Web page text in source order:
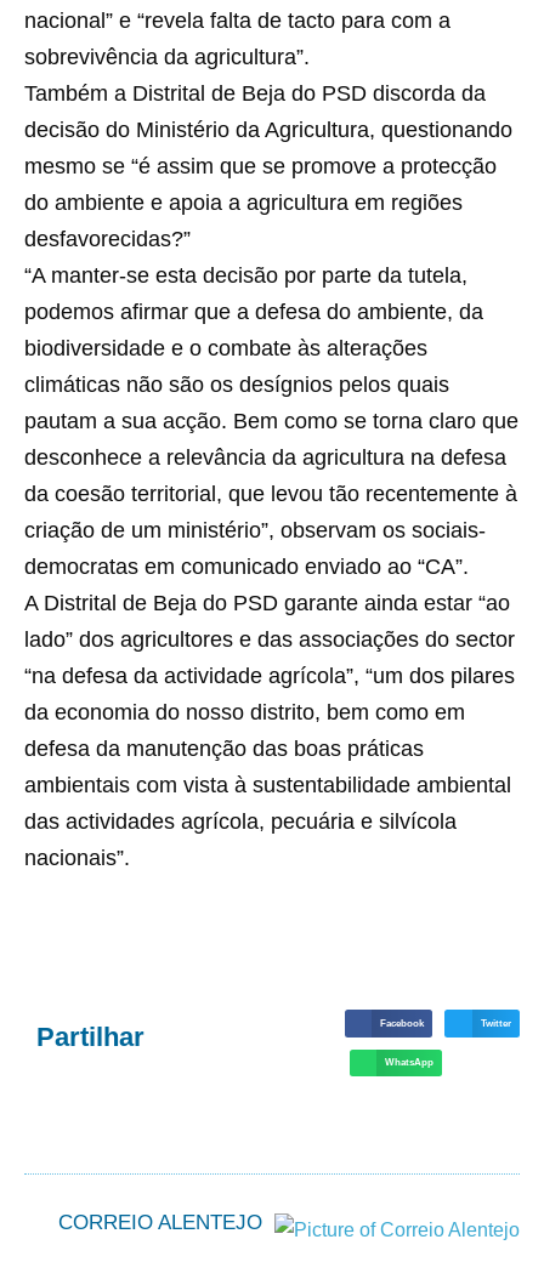
nacional” e “revela falta de tacto para com a
sobrevivência da agricultura”.
Também a Distrital de Beja do PSD discorda da
decisão do Ministério da Agricultura, questionando
mesmo se “é assim que se promove a protecção
do ambiente e apoia a agricultura em regiões
desfavorecidas?”
“A manter-se esta decisão por parte da tutela,
podemos afirmar que a defesa do ambiente, da
biodiversidade e o combate às alterações
climáticas não são os desígnios pelos quais
pautam a sua acção. Bem como se torna claro que
desconhece a relevância da agricultura na defesa
da coesão territorial, que levou tão recentemente à
criação de um ministério”, observam os sociais-
democratas em comunicado enviado ao “CA”.
A Distrital de Beja do PSD garante ainda estar “ao
lado” dos agricultores e das associações do sector
“na defesa da actividade agrícola”, “um dos pilares
da economia do nosso distrito, bem como em
defesa da manutenção das boas práticas
ambientais com vista à sustentabilidade ambiental
das actividades agrícola, pecuária e silvícola
nacionais”.
Partilhar Facebook Twitter
WhatsApp
CORREIO ALENTEJO